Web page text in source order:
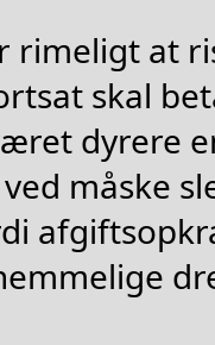
rimeligt at
skal
dyrere
måske